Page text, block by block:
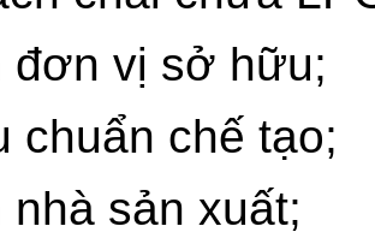
đơn vị sở hữu;
chuẩn chế tạo;
nhà sản xuất;